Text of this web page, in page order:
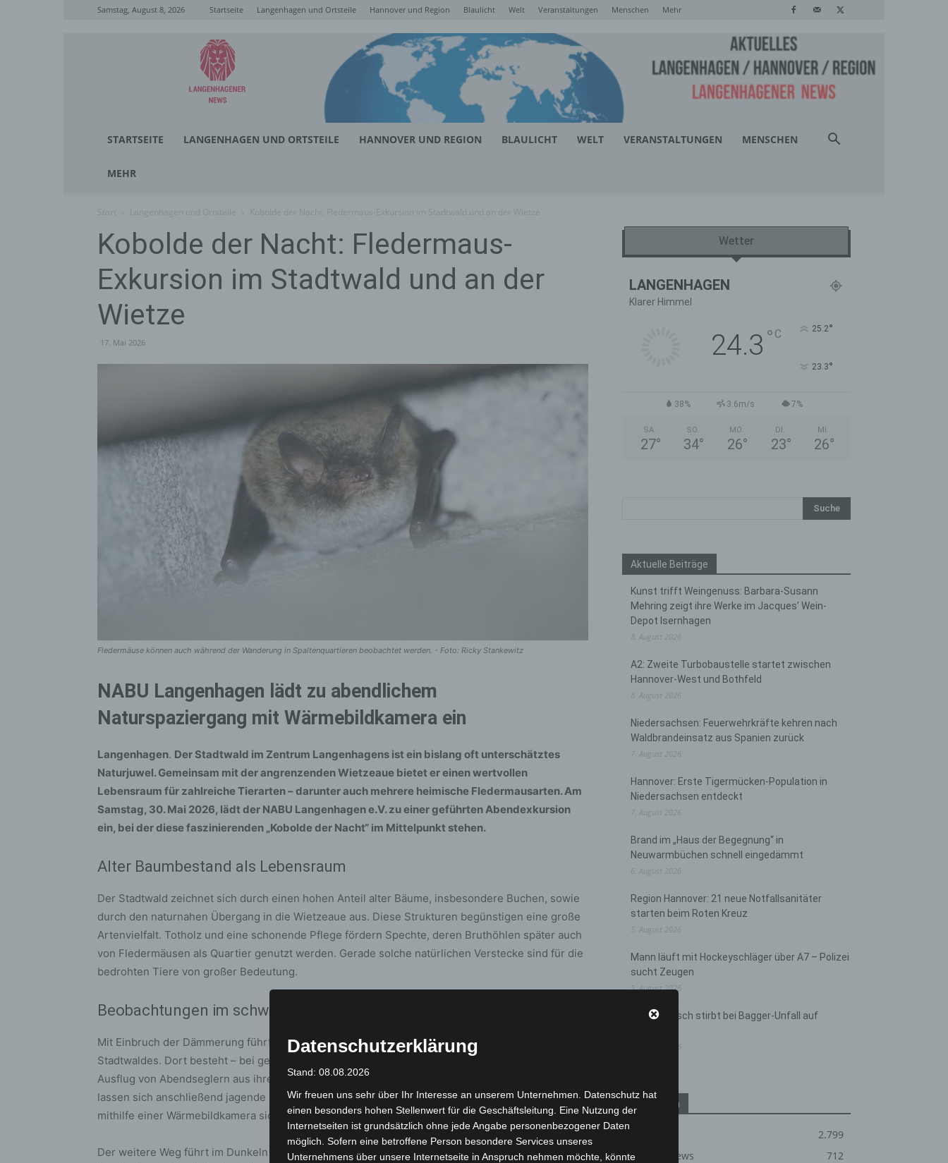
Samstag, August 8, 2026 Startseite Langenhagen und Ortsteile Hannover und Region Blaulicht Welt Veranstaltungen Menschen Mehr
Langenhagener
News
STARTSEITE LANGENHAGEN UND ORTSTEILE HANNOVER UND REGION BLAULICHT WELT VERANSTALTUNGEN MENSCHEN
MEHR
Kobolde der Nacht: Fledermaus-
Exkursion im Stadtwald und an der
Wietze
17. Mai 2026
Fledermäuse können auch während der Wanderung in Spaltenquartieren beobachtet werden. - Foto: Ricky Stankewitz
NABU Langenhagen lädt zu abendlichem
Naturspaziergang mit Wärmebildkamera ein
Langenhagen. Der Stadtwald im Zentrum Langenhagens ist ein bislang oft unterschätztes
Naturjuwel. Gemeinsam mit der angrenzenden Wietzeaue bietet er einen wertvollen
Lebensraum für zahlreiche Tierarten – darunter auch mehrere heimische Fledermausarten. Am
Samstag, 30. Mai 2026, lädt der NABU Langenhagen e.V. zu einer geführten Abendexkursion
ein, bei der diese faszinierenden „Kobolde der Nacht“ im Mittelpunkt stehen.
Alter Baumbestand als Lebensraum
Der Stadtwald zeichnet sich durch einen hohen Anteil alter Bäume, insbesondere Buchen, sowie
durch den naturnahen Übergang in die Wietzeaue aus. Diese Strukturen begünstigen eine große
Artenvielfalt. Totholz und eine schonende Pflege fördern Spechte, deren Bruthöhlen später auch
von Fledermäusen als Quartier genutzt werden. Gerade solche natürlichen Verstecke sind für die
bedrohten Tiere von großer Bedeutung.
Beobachtungen im schwindenden Licht
Mit Einbruch der Dämmerung führt die Exkursion zu den sogenannten „Palmwiesen“ am Rand des
Stadtwaldes. Dort besteht – bei geeigneten Bedingungen – die Möglichkeit, den abendlichen
Ausflug von Abendseglern aus ihren Quartieren zu beobachten. Über den offenen Wiesenflächen
lassen sich anschließend jagende Fledermäuse wie Abendsegler und Breitflügelfledermäuse
mithilfe einer Wärmebildkamera sichtbar machen.
Der weitere Weg führt im Dunkeln entlang der Wietze bis zum Zufluss aus dem Klärwerk. Auch
Wetter
LANGENHAGEN
Klarer Himmel
24.3 ° C 25.2°
23.3°
38% 3.6m/s 7%
SA.
27°
SO.
34°
MO.
26°
DI.
23°
MI.
26°
Aktuelle Beiträge
Kunst trifft Weingenuss: Barbara-Susann
Mehring zeigt ihre Werke im Jacques’ Wein-
Depot Isernhagen
8. August 2026
A2: Zweite Turbobaustelle startet zwischen
Hannover-West und Bothfeld
8. August 2026
Niedersachsen: Feuerwehrkräfte kehren nach
Waldbrandeinsatz aus Spanien zurück
7. August 2026
Hannover: Erste Tigermücken-Population in
Niedersachsen entdeckt
7. August 2026
Brand im „Haus der Begegnung“ in
Neuwarmbüchen schnell eingedämmt
6. August 2026
Region Hannover: 21 neue Notfallsanitäter
starten beim Roten Kreuz
5. August 2026
Mann läuft mit Hockeyschläger über A7 – Polizei
sucht Zeugen
5. August 2026
Celle: Mensch stirbt bei Bagger-Unfall auf
Kategorien
2.799
Corona-News
712
Datenschutzerklärung
Stand: 08.08.2026
Wir freuen uns sehr über Ihr Interesse an unserem Unternehmen. Datenschutz hat
einen besonders hohen Stellenwert für die Geschäftsleitung. Eine Nutzung der
Internetseiten ist grundsätzlich ohne jede Angabe personenbezogener Daten
möglich. Sofern eine betroffene Person besondere Services unseres
Unternehmens über unsere Internetseite in Anspruch nehmen möchte, könnte